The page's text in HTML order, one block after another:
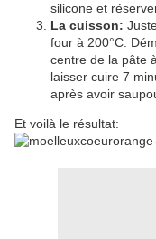
silicone et
La cuisson:
four à 200°C.
centre de la pâte
laisser cuire 7
après avoir
Et voilà le résultat: